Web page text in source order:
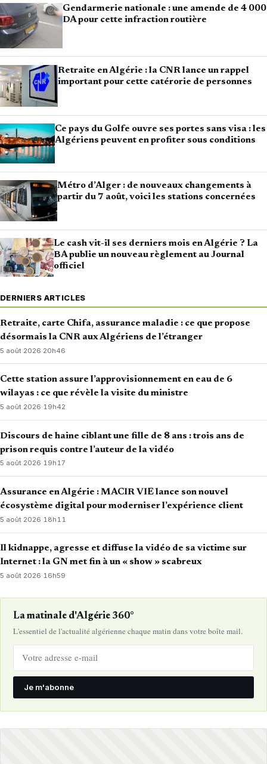
Gendarmerie nationale : une amende de 4 000
DA pour cette infraction routière
Retraite en Algérie : la CNR lance un rappel
important pour cette catérorie de personnes
Ce pays du Golfe ouvre ses portes sans visa : les
Algériens peuvent en profiter sous conditions
Métro d’Alger : de nouveaux changements à
partir du 7 août, voici les stations concernées
Le cash vit-il ses derniers mois en Algérie ? La
BA publie un nouveau règlement au Journal
officiel
DERNIERS ARTICLES
Retraite, carte Chifa, assurance maladie : ce que propose
désormais la CNR aux Algériens de l’étranger
5 août 2026·20h46
Cette station assure l’approvisionnement en eau de 6
wilayas : ce que révèle la visite du ministre
5 août 2026·19h42
Discours de haine ciblant une fille de 8 ans : trois ans de
prison requis contre l’auteur de la vidéo
5 août 2026·19h17
Assurance en Algérie : MACIR VIE lance son nouvel
écosystème digital pour moderniser l’expérience client
5 août 2026·18h11
Il kidnappe, agresse et diffuse la vidéo de sa victime sur
Internet : la GN met fin à un « show » scabreux
5 août 2026·16h59
La matinale d'Algérie 360°
L'essentiel de l'actualité algérienne chaque matin dans votre boîte mail.
Je m'abonne